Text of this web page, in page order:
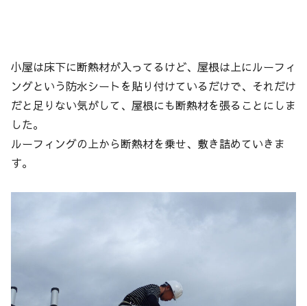
小屋は床下に断熱材が入ってるけど、屋根は上にルーフィ
ングという防水シートを貼り付けているだけで、それだけ
だと足りない気がして、屋根にも断熱材を張ることにしま
した。
ルーフィングの上から断熱材を乗せ、敷き詰めていきま
す。